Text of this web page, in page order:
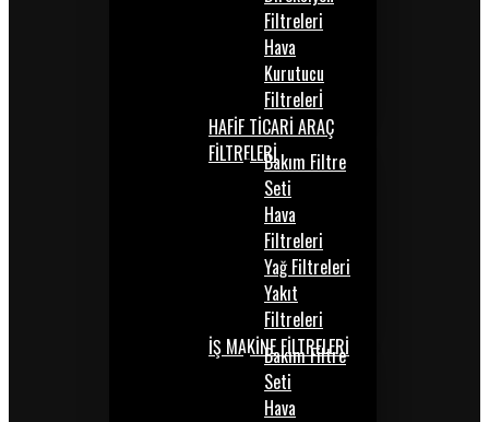
Filtreleri
Hava
Kurutucu
Filtrelerİ
HAFİF TİCARİ ARAÇ
FİLTRELERİBakım Filtre
Seti
Hava
Filtreleri
Yağ Filtreleri
Yakıt
Filtreleri
İŞ MAKİNE FİLTRELERİ
Bakım Filtre
Seti
Hava